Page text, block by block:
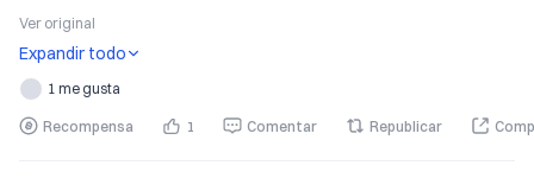
mantiene muy por debajo del máximo histórico de 2024.
PepeCoin — PEPE, ha emitido una si
Ver original
Expandir todo
1 me gusta
Recompensa 1 Comentar Republicar